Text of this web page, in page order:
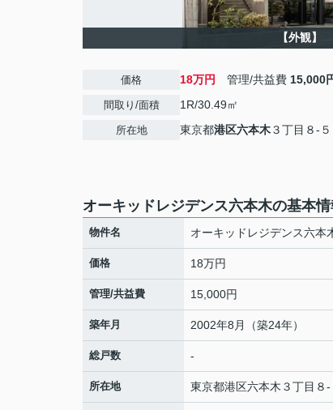
【外観】
価格 18万円 管理/共益費 15,000
間取り/面積 1R/30.49㎡
所在地 東京都港区六本木３丁目８-５
オーキッドレジデンス六本木の基本情
物件名 オーキッドレジデンス六本
価格 18万円
管理/共益費 15,000円
築年月 2002年8月（築24年）
総戸数 -
所在地 東京都港区六本木 ３丁目８-